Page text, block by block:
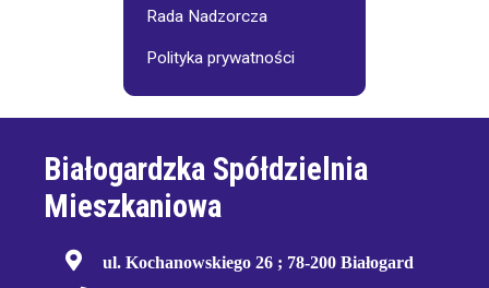
Rada Nadzorcza
Polityka prywatności
Białogardzka Spółdzielnia
Mieszkaniowa
ul. Kochanowskiego 26 ; 78-200 Białogard